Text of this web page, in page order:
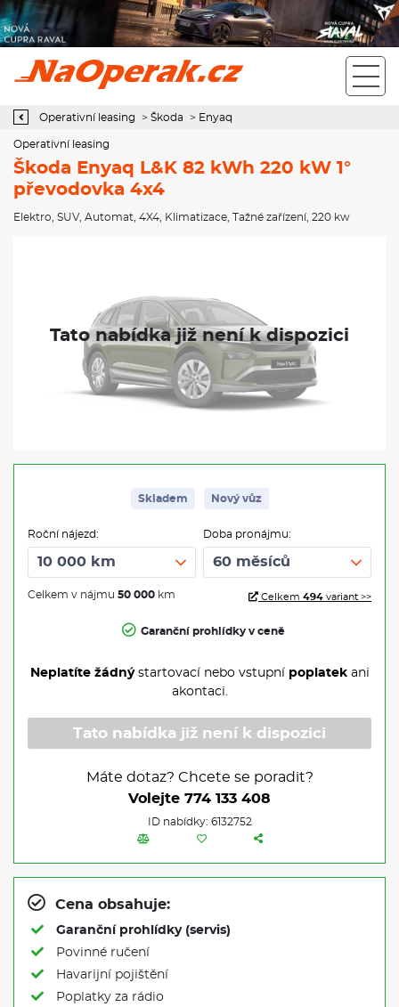
Operativní leasing Škoda Enyaq L&K 82 kWh 220 kW 1°
Operativní leasing > Škoda > Enyaq
Operativní leasing
Škoda Enyaq L&K 82 kWh 220 kW 1°
převodovka 4x4
Elektro SUV, Automat 4X4 Klimatizace Tažné zařízení, 220 kw
Skladem Nový vůz
Roční nájezd:
Celkem v nájmu 50 000 km
Doba pronájmu:
Celkem 494 variant >>
Garanční prohlídky v ceně
Neplatíte žádnýstartovací nebo vstupní poplatekani
akontaci.
Tato nabídka již není k dispozici
Máte dotaz? Chcete se poradit?
Volejte 774 133 408
ID nabídky: 6132752
Cena obsahuje:
Garanční prohlídky (servis)
Povinné ručení
Havarijní pojištění
Poplatky za rádio